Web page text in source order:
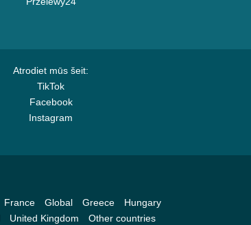
Atrodiet mūs šeit:
TikTok
Facebook
Instagram
France Global Greece
Hungary
United Kingdom Other countries